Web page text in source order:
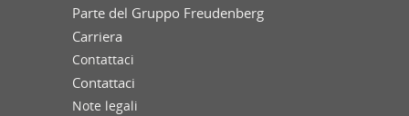
Parte del Gruppo Freudenberg
Carriera
Contattaci
Contattaci
Note legali